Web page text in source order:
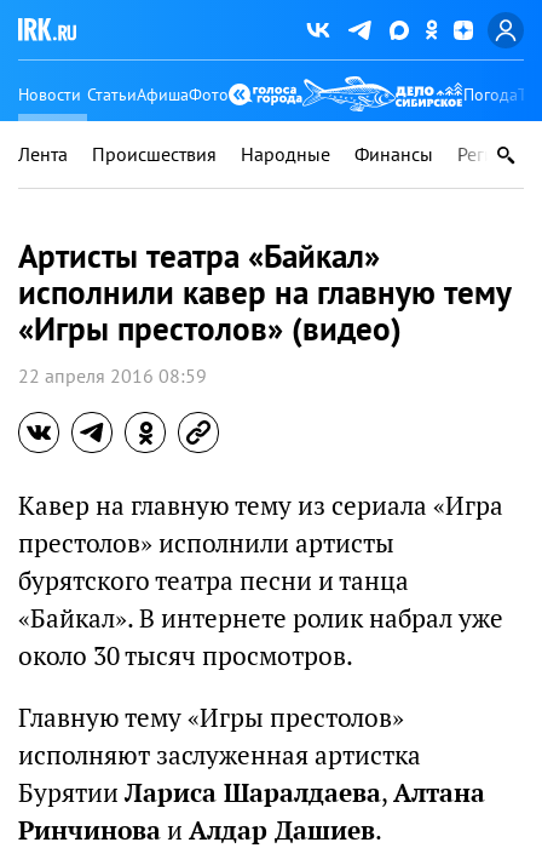
Новости СтатьиАфишаФото Погода
Лента Происшествия Народные Финансы Регионы
Артисты театра «Байкал»
исполнили кавер на главную тему
«Игры престолов» (видео)
22 апреля 2016 08:59
Кавер на главную тему из сериала «Игра
престолов» исполнили артисты
бурятского театра песни и танца
«Байкал». В интернете ролик набрал уже
около 30 тысяч просмотров.
Главную тему «Игры престолов»
исполняют заслуженная артистка
Бурятии Лариса Шаралдаева,Алтана
Ринчиноваи Алдар Дашиев.